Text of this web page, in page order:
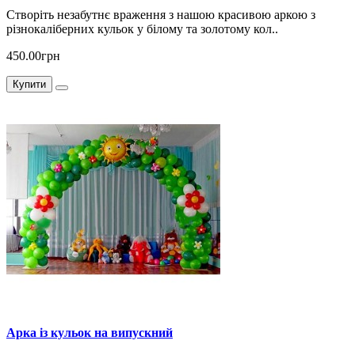
Створіть незабутнє враження з нашою красивою аркою з
різнокаліберних кульок у білому та золотому кол..
450.00грн
Купити
Арка із кульок на випускний